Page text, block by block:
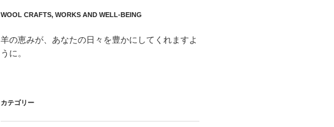
WOOL CRAFTS, WORKS AND WELL-BEING
羊の恵みが、あなたの日々を豊かにしてくれますよ
うに。
カテゴリー